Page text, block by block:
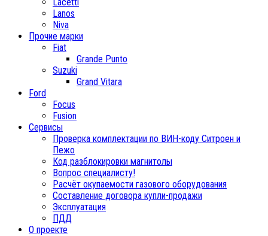
Lanos
Niva
Прочие марки
Fiat
Grande Punto
Suzuki
Grand Vitara
Ford
Focus
Fusion
Сервисы
Проверка комплектации по ВИН-коду Ситроен и
Пежо
Код разблокировки магнитолы
Вопрос специалисту!
Расчёт окупаемости газового оборудования
Составление договора купли-продажи
Эксплуатация
ПДД
О проекте